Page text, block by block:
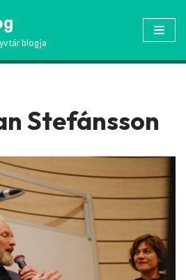
blogja
Stefánsson